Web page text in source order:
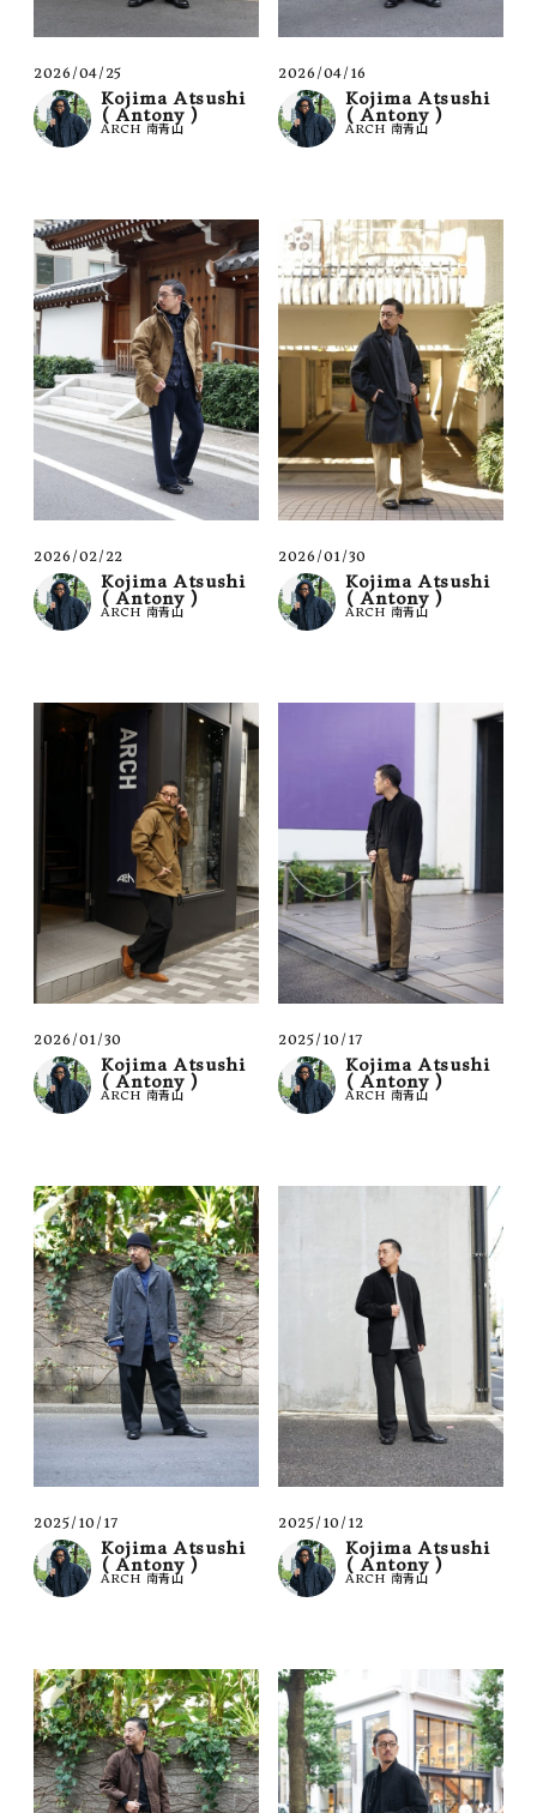
ACCOUNT MENU
meeting_room ログイン 会員登録
2026/04/25
Kojima Atsushi
( Antony )
ARCH 南青山
2026/04/16
Kojima Atsushi
( Antony )
ARCH 南青山
2026/02/22
Kojima Atsushi
( Antony )
ARCH 南青山
2026/01/30
Kojima Atsushi
( Antony )
ARCH 南青山
2026/01/30
Kojima Atsushi
( Antony )
ARCH 南青山
2025/10/17
Kojima Atsushi
( Antony )
ARCH 南青山
2025/10/17
Kojima Atsushi
( Antony )
ARCH 南青山
2025/10/12
Kojima Atsushi
( Antony )
ARCH 南青山